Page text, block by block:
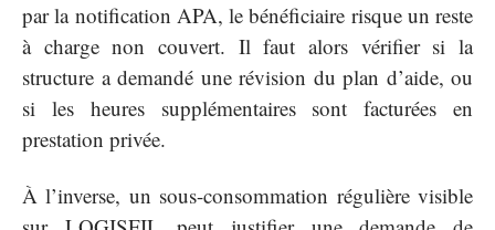
par la notification APA, le bénéficiaire risque un reste
à charge non couvert. Il faut alors vérifier si la
structure a demandé une révision du plan d’aide, ou
si les heures supplémentaires sont facturées en
prestation privée.
À l’inverse, un sous-consommation régulière visible